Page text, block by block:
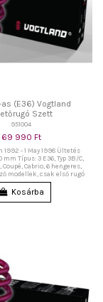
as (E36) Vogtland
Szett
951004
69 990 Ft
1992 - 1 May 1998 Ültetés
Típus: 3 E36, Typ 3B/C,
Cabrio, 6 hengeres,
modellek, csak első rugó
Kosárba